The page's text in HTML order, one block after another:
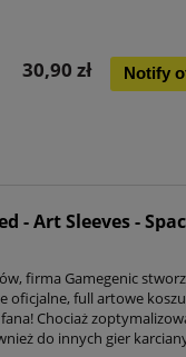
30,90 zł Notify
- Art Sleeves -
firma Gamegenic
oficjalne, full artowe
Chociaż
do innych gier